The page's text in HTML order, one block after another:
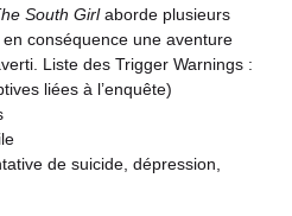
South Girlaborde plusieurs
conséquence une aventure
Liste des Trigger Warnings :
liées à l’enquête)
de suicide, dépression,